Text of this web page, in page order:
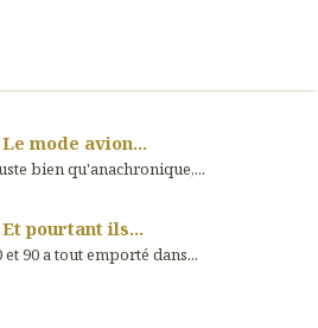
mode avion...
bien qu'anachronique,...
pourtant ils...
90 a tout emporté dans...